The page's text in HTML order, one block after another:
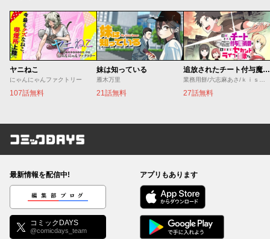
ヤニねこ
にゃんにゃんファクトリー
107話無料
妹は知っている
雁木万里
21話無料
追放されたチート付与魔術師は気ままなセカンドライフを謳歌する。 ～俺は武器だけじゃなく、あらゆるものに『強化ポイント』を付与できるし、俺の意思でいつでも効果を解除できるけど、残った人たち大丈夫？～
27話無料
コミックDAYS
最新情報を配信中!
編集部ブログ
コミックDAYS
@comicdays_team
アプリもあります